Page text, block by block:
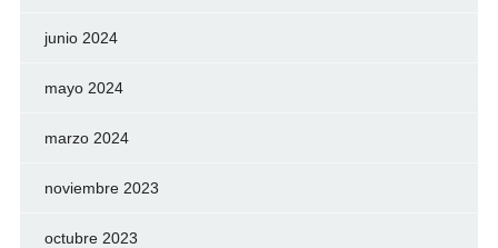
junio 2024
mayo 2024
marzo 2024
noviembre 2023
octubre 2023